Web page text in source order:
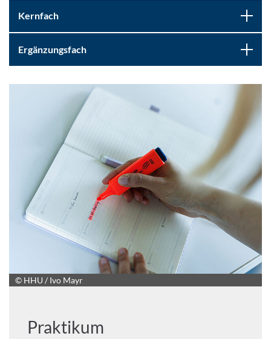
Kernfach
Ergänzungsfach
© HHU / Ivo Mayr
Praktikum